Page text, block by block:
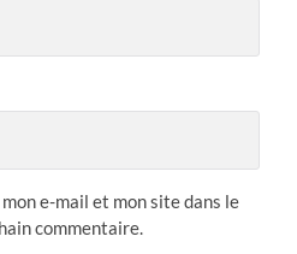
e-mail et mon site dans le
commentaire.